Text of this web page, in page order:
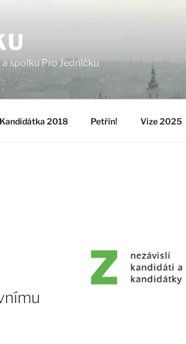
spolku Pro Jedničku
Kandidátka 2018 Petřín! Vize 2025